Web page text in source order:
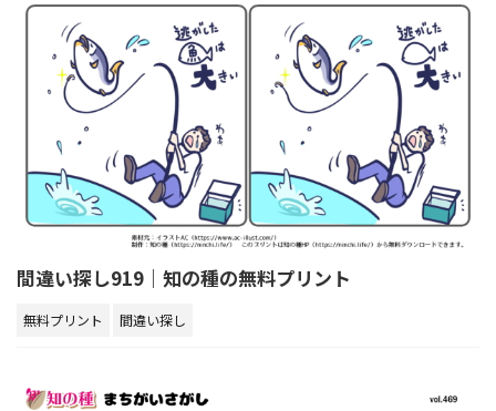
間違い探し919｜知の種の無料プリント
無料プリント 間違い探し